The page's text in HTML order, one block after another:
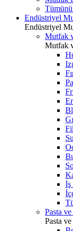
Endüstriyel
Endüstriyel
Mutfak
Mutfak
İş
Pasta
Pasta